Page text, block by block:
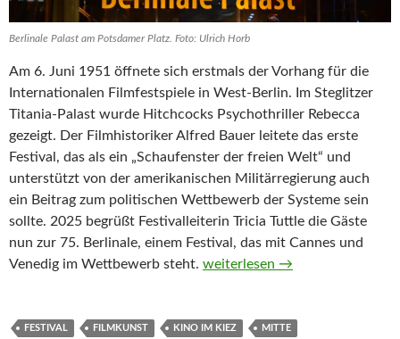
Berlinale Palast am Potsdamer Platz. Foto: Ulrich Horb
Am 6. Juni 1951 öffnete sich erstmals der Vorhang für die
Internationalen Filmfestspiele in West-Berlin. Im Steglitzer
Titania-Palast wurde Hitchcocks Psychothriller Rebecca
gezeigt. Der Filmhistoriker Alfred Bauer leitete das erste
Festival, das als ein „Schaufenster der freien Welt“ und
unterstützt von der amerikanischen Militärregierung auch
ein Beitrag zum politischen Wettbewerb der Systeme sein
sollte. 2025 begrüßt Festivalleiterin Tricia Tuttle die Gäste
nun zur 75. Berlinale, einem Festival, das mit Cannes und
Venedig im Wettbewerb steht. Vorhang auf zur 75. Berlinale
weiterlesen →
FESTIVAL FILMKUNST KINO IM KIEZ MITTE